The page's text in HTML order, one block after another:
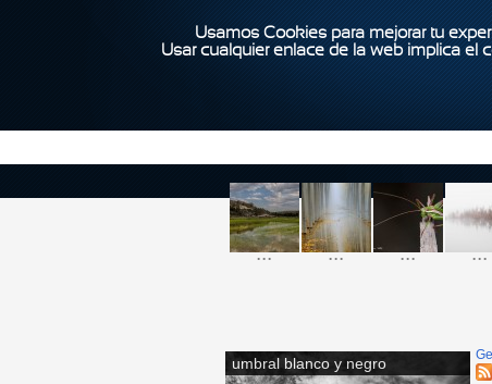
Usamos Cookies para mejorar tu
Usar cualquier enlace de la web implica el
... ... ... ...
umbral blanco y negro